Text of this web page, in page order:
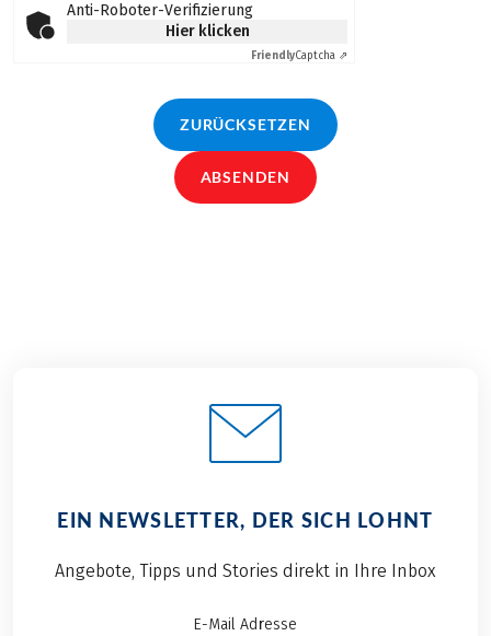
Anti-Roboter-Verifizierung
Hier klicken
FriendlyCaptcha ⇗
ZURÜCKSETZEN
ABSENDEN
EIN NEWSLETTER, DER SICH LOHNT
Angebote, Tipps und Stories direkt in Ihre Inbox
E-Mail Adresse